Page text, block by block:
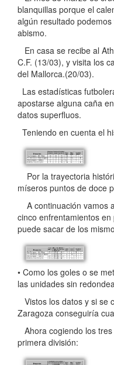
blanquillas porque el
algún resultado
abismo.
En casa se recibe al
C.F. (13/03), y visita los
del Mallorca.(20/03).
Las estadísticas
apostarse alguna caña
datos superfluos.
Teniendo en cuenta el
Por la trayectoria
míseros puntos de doce
A continuación vamos
cinco enfrentamientos
puede sacar de los
• Como los goles o se
las unidades sin
Vistos los datos y si se
Zaragoza conseguiría
Ahora cogiendo los
primera división: